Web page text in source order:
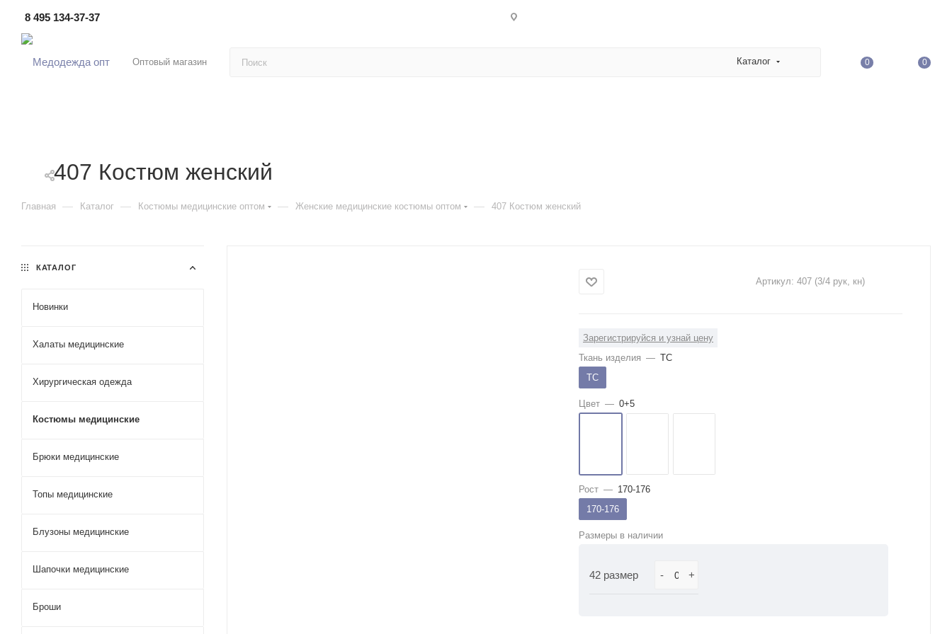
8 495 134-37-37
Оптовый магазин Каталог 0 0
407 Костюм женский
Главная — Каталог — Костюмы медицинские оптом — Женские медицинские костюмы оптом — 407 Костюм женский
Артикул: 407 (3/4 рук, кн)
Зарегистрируйся и узнай цену
Ткань изделия — ТС
ТС
Цвет — 0+5
Рост — 170-176
170-176
Размеры в наличии
42 размер - +
КАТАЛОГ
Новинки
Халаты медицинские
Хирургическая одежда
Костюмы медицинские
Брюки медицинские
Топы медицинские
Блузоны медицинские
Шапочки медицинские
Броши